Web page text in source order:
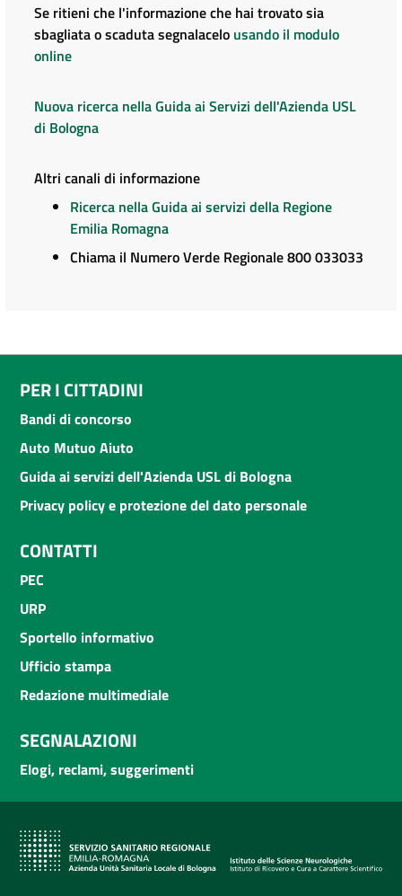
Se ritieni che l'informazione che hai trovato sia
sbagliata o scaduta segnalacelo usando il modulo
online
Nuova ricerca nella Guida ai Servizi dell'Azienda USL
di Bologna
Altri canali di informazione
Ricerca nella Guida ai servizi della Regione
Emilia Romagna
Chiama il Numero Verde Regionale 800 033033
PER I CITTADINI
Bandi di concorso
Auto Mutuo Aiuto
Guida ai servizi dell'Azienda USL di Bologna
Privacy policy e protezione del dato personale
CONTATTI
PEC
URP
Sportello informativo
Ufficio stampa
Redazione multimediale
SEGNALAZIONI
Elogi, reclami, suggerimenti